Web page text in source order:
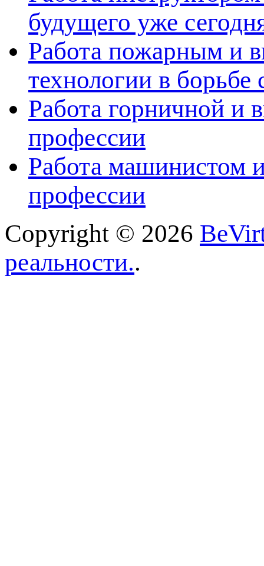
будущего уже
Работа пожарным и
технологии в борьбе
Работа горничной и
профессии
Работа машинистом
профессии
Copyright © 2026
реальности..